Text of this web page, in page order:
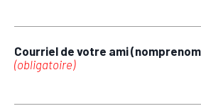
Courriel de votre ami
(obligatoire)